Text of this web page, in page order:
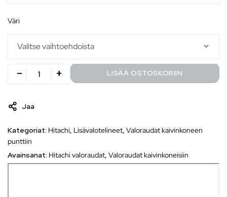
väri
LISÄÄ OSTOSKORIIN
Jaa
Kategoriat: Hitachi, Lisävalotelineet, Valoraudat kaivinkoneen
punttiin
Avainsanat: Hitachi valoraudat, Valoraudat kaivinkoneisiin